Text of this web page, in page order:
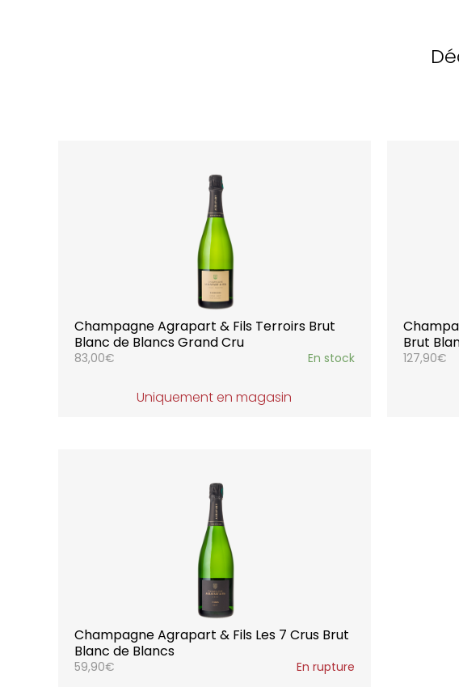
Champagne Agrapart & Fils Terroirs Brut
Blanc de Blancs Grand Cru
83,00€ En stock
Uniquement en magasin
Brut
127,90€
Champagne Agrapart & Fils Les 7 Crus Brut
Blanc de Blancs
59,90€ En rupture